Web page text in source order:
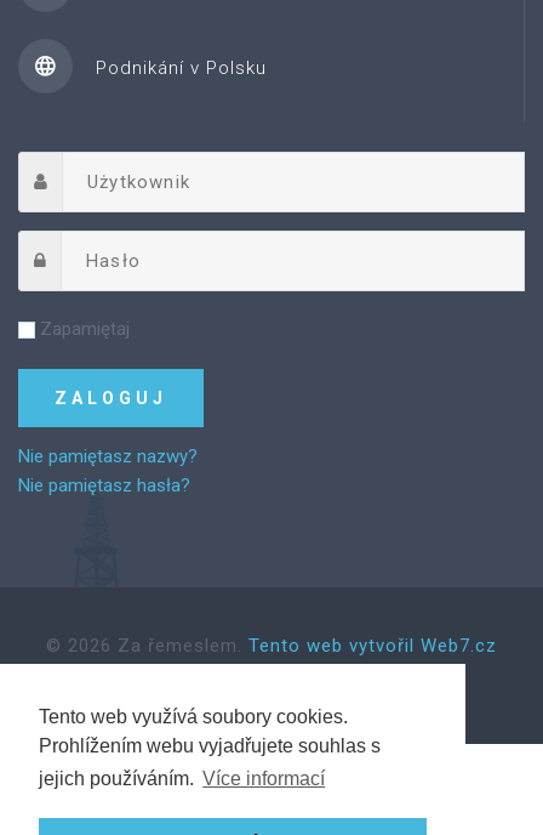
Tento web využívá soubory cookies.
Prohlížením webu vyjadřujete souhlas s
jejich používáním. Více informací
Podnikání v Polsku
Zapamiętaj
Nie pamiętasz nazwy?
Nie pamiętasz hasła?
© 2026 Za řemeslem. Tento web vytvořil Web7.cz
Back to desktop version